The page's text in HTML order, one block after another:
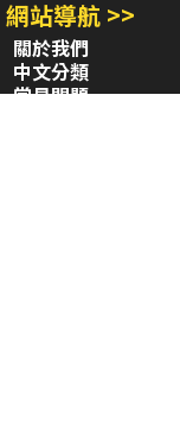
網站導航 >>
關於我們
中文分類
常見問題